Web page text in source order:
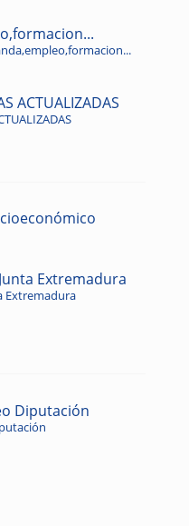
ACTUALIZADAS
Extremadura
Extremadura
Diputación